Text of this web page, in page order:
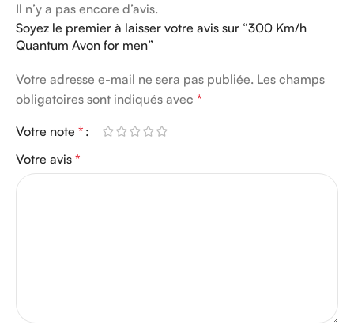
Il n’y a pas encore d’avis.
Soyez le premier à laisser votre avis sur “300 Km/h
Quantum Avon for men”
Votre adresse e-mail ne sera pas publiée. Les champs
obligatoires sont indiqués avec *
Votre note *
Votre avis *